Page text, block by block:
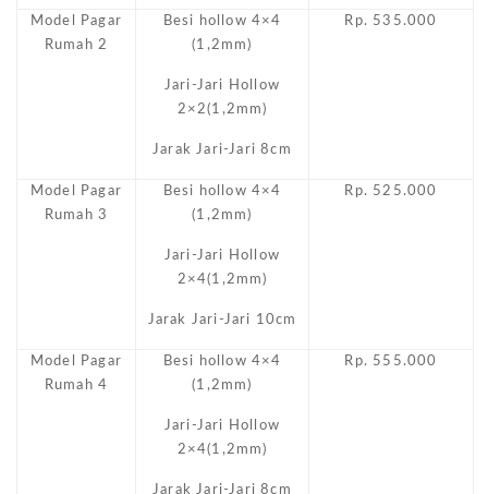
Model Pagar
Rumah 2
Besi hollow 4×4
(1,2mm)
Jari-Jari Hollow
2×2(1,2mm)
Jarak Jari-Jari 8cm
Rp. 535.000
Model Pagar
Rumah 3
Besi hollow 4×4
(1,2mm)
Jari-Jari Hollow
2×4(1,2mm)
Jarak Jari-Jari 10cm
Rp. 525.000
Model Pagar
Rumah 4
Besi hollow 4×4
(1,2mm)
Jari-Jari Hollow
2×4(1,2mm)
Jarak Jari-Jari 8cm
Rp. 555.000